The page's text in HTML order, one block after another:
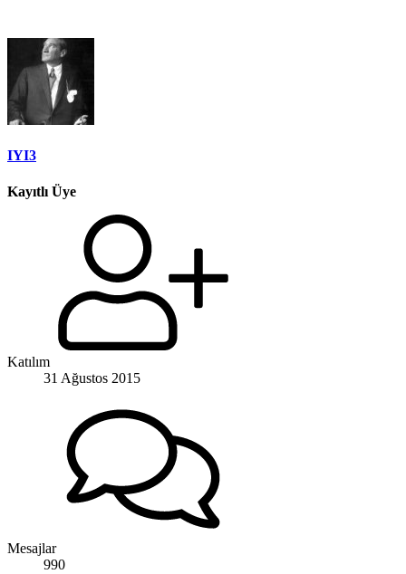
IYI3
Kayıtlı Üye
Katılım
31 Ağustos 2015
Mesajlar
990